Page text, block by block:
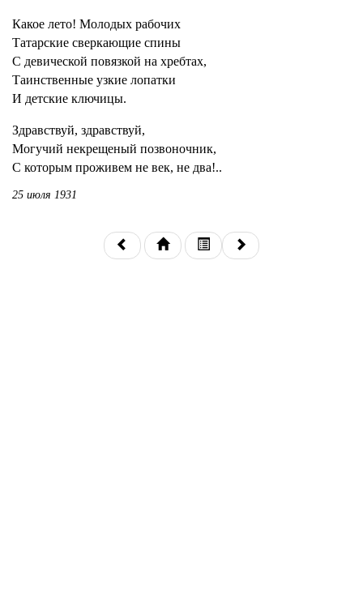
Какое лето! Молодых рабочих
Татарские сверкающие спины
С девической повязкой на хребтах,
Таинственные узкие лопатки
И детские ключицы.
Здравствуй, здравствуй,
Могучий некрещеный позвоночник,
С которым проживем не век, не два!..
25 июля 1931